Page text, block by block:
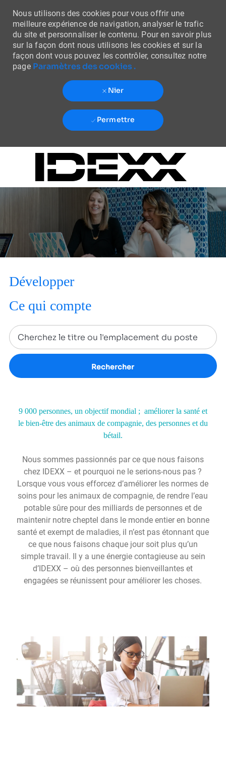
Skip to main content
Nous utilisons des cookies pour vous offrir une
meilleure expérience de navigation, analyser le trafic
du site et personnaliser le contenu. Pour en savoir plus
sur la façon dont nous utilisons les cookies et sur la
façon dont vous pouvez les contrôler, consultez notre
page Paramètres des cookies .
Nier
Permettre
Développer
Ce qui compte
Rechercher
9 000 personnes, un objectif mondial ; améliorer la santé et
le bien-être des animaux de compagnie, des personnes et du
bétail.
Nous sommes passionnés par ce que nous faisons
chez IDEXX – et pourquoi ne le serions-nous pas ?
Lorsque vous vous efforcez d’améliorer les normes de
soins pour les animaux de compagnie, de rendre l’eau
potable sûre pour des milliards de personnes et de
maintenir notre cheptel dans le monde entier en bonne
santé et exempt de maladies, il n’est pas étonnant que
ce que nous faisons chaque jour soit plus qu’un
simple travail. Il y a une énergie contagieuse au sein
d’IDEXX – où des personnes bienveillantes et
engagées se réunissent pour améliorer les choses.